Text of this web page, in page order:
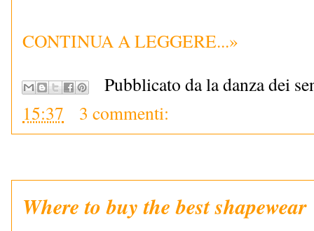
CONTINUA A LEGGERE...»
Pubblicato da la danza dei
15:37
3 commenti:
Where to buy the best shapewear